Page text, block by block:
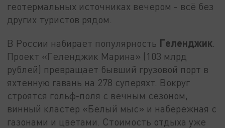
геотермальных источниках вечером - всё без
других туристов рядом.
В России набирает популярность Геленджик
Проект «Геленджик Марина» (103 млрд
рублей) превращает бывший грузовой порт в
яхтенную гавань на 278 суперяхт. Вокруг
строятся гольф‑поля с вечным сезоном,
винный кластер «Белый мыс» и набережная с
газонами и цветами. Стоимость отдыха уже